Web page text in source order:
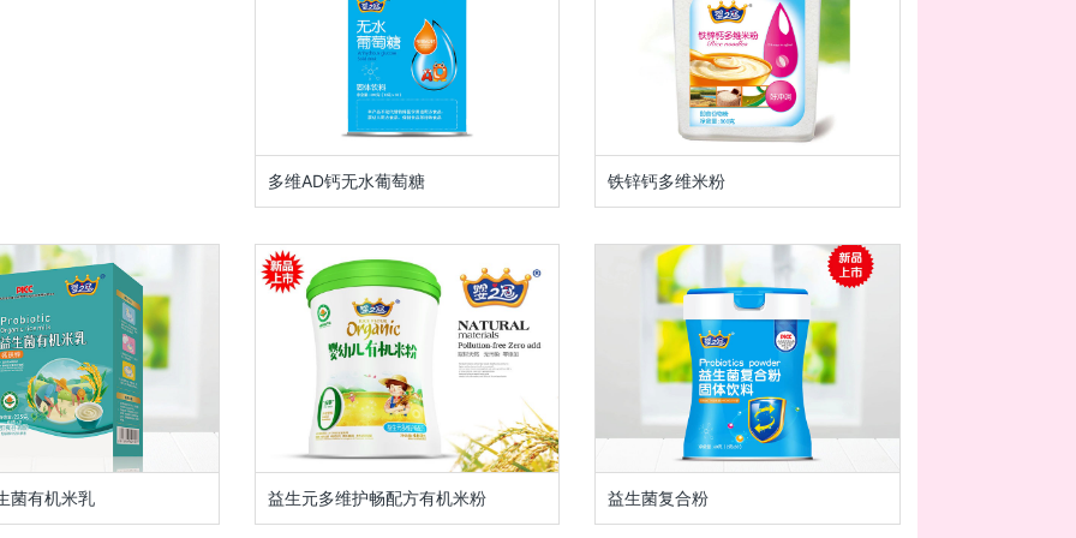
多维AD钙无水葡萄糖 铁锌钙多维米粉
菌有机米乳 益生元多维护畅配方有机米粉 益生菌复合粉